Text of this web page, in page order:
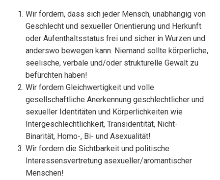
Wir fordern, dass sich jeder Mensch, unabhängig von
Geschlecht und sexueller Orientierung und Herkunft
oder Aufenthaltsstatus frei und sicher in Wurzen und
anderswo bewegen kann. Niemand sollte körperliche,
seelische, verbale und/oder strukturelle Gewalt zu
befürchten haben!
Wir fordern Gleichwertigkeit und volle
gesellschaftliche Anerkennung geschlechtlicher und
sexueller Identitäten und Körperlichkeiten wie
Intergeschlechtlichkeit, Transidentität, Nicht-
Binarität, Homo-, Bi- und Asexualität!
Wir fordern die Sichtbarkeit und politische
Interessensvertretung asexueller/aromantischer
Menschen!